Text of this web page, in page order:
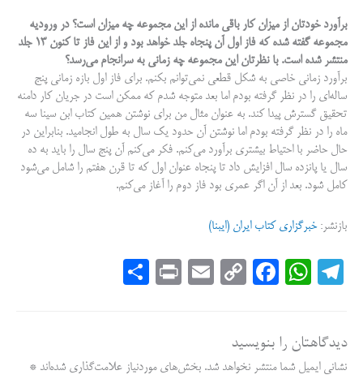
برآورد خودتان از میزان کار باقی مانده از این مجموعه چه میزان است؟ در ورودیه
مجموعه گفته شده که فاز اول آن پنجاه جلد خواهد بود و از این فاز تا کنون ۱۳ جلد
منتشر شده است. با نظرتان این مجموعه چه زمانی به سرانجام می‌رسد؟
برآورد زمانی خاصی به شکل قطعی نمی‌توانم بکنم. برای فاز اول بازه زمانی پنج
ساله‌ای را در نظر گرفته بودم اما بعد متوجه شدم که ممکن است در جریان کار دامنه
تحقیق گسترش پیدا کند. به عنوان مثال من برای نوشتن همین کتاب ابن سینا سه
ماه را در نظر گرفته بودم اما نوشتن آن حدود یک سال به طول انجامید. بنابراین در
حال حاضر با احتیاط بیشتری برآورد می‌کنم. فکر می‌کنم آن پنج سال را باید به ده
سال یا پانزده سال افزایش داد تا پنجاه عنوان اول که تا قرن هفتم را شامل می‌شود
کامل شود. بعد از آن اگر عمری بود فاز دوم را آغاز می‌کنم.
بازنشر:خبرگزاری کتاب ایران (ایبنا)
Te
a
m
W
A
pp
Fa
ok
C
nk
E
Pr
دیدگاهتان را بنویسید
نشانی ایمیل شما منتشر نخواهد شد. بخش‌های موردنیاز علامت‌گذاری شده‌اند *